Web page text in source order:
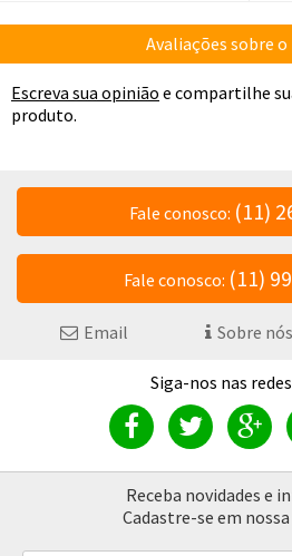
Avaliações sobre
Escreva sua opinião e compartilhe
produto.
Fale conosco: (11)
Fale conosco: (11)
Email Sobre nós
Receba novidades e
Cadastre-se em